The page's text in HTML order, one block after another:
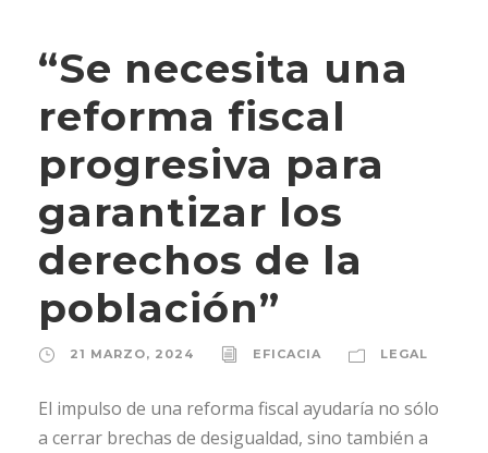
“Se necesita una
reforma fiscal
progresiva para
garantizar los
derechos de la
población”
21 MARZO, 2024 EFICACIA LEGAL
El impulso de una reforma fiscal ayudaría no sólo
a cerrar brechas de desigualdad, sino también a